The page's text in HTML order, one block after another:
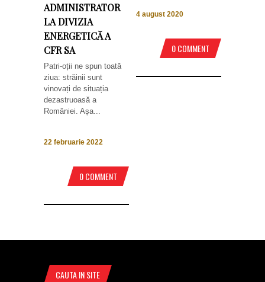
ADMINISTRATOR
LA DIVIZIA
ENERGETICĂ A
CFR SA
Patri-oții ne spun toată
ziua: străinii sunt
vinovați de situația
dezastruoasă a
României. Așa...
22 februarie 2022
0 COMMENT
4 august 2020
0 COMMENT
CAUTA IN SITE